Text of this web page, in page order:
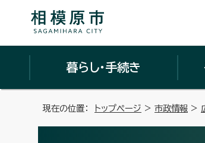
暮らし・手続き
現在の位置： トップページ > 市政情報 >